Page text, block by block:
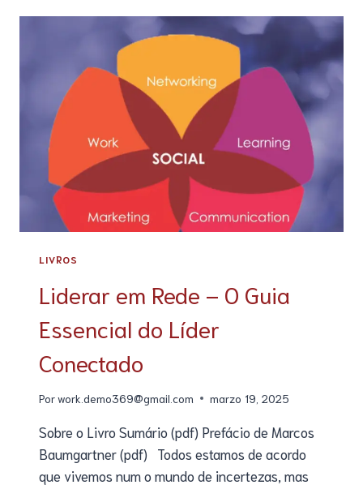
LIVROS
Liderar em Rede – O Guia
Essencial do Líder
Conectado
Porwork.demo369@gmail.com marzo 19, 2025
Sobre o Livro Sumário (pdf) Prefácio de Marcos
Baumgartner (pdf) Todos estamos de acordo
que vivemos num o mundo de incertezas, mas